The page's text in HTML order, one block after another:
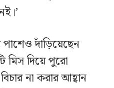
দাঁড়িয়েছেন
মিস দিয়ে পুরো
না করার আহ্বান